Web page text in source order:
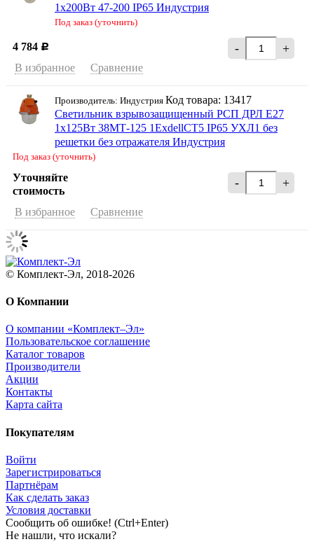
1х200Вт 47-200 IP65 Индустрия
Под заказ (уточнить)
4 784 Р - +
В избранное Сравнение
Производитель: Индустрия Код товара: 13417
Светильник взрывозащищенный РСП ДРЛ Е27
1х125Вт 38МТ-125 1ExdellCT5 IP65 УХЛ1 без
решетки без отражателя Индустрия
Под заказ (уточнить)
Уточняйте
стоимость
- +
В избранное Сравнение
© Комплект-Эл, 2018-2026
О Компании
О компании «Комплект–Эл»
Пользовательское соглашение
Каталог товаров
Производители
Акции
Контакты
Карта сайта
Покупателям
Войти
Зарегистрироваться
Партнёрам
Как сделать заказ
Условия доставки
Сообщить об ошибке! (Ctrl+Enter)
Не нашли, что искали?